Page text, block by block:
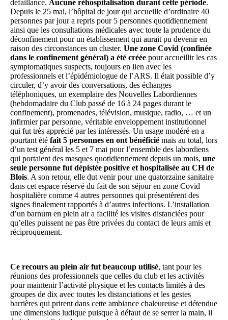
défaillance. Aucune réhospitalisation durant cette période.
Depuis le 25 mai, l’hôpital de jour qui accueille d’ordinaire 40
personnes par jour a repris pour 5 personnes quotidiennement
ainsi que les consultations médicales avec toute la prudence du
déconfinement pour un établissement qui aurait pu devenir en
raison des circonstances un cluster. Une zone Covid (confinée
dans le confinement général) a été créée pour accueillir les cas
symptomatiques suspects, toujours en lien avec les
professionnels et l’épidémiologue de l’ARS. Il était possible d’y
circuler, d’y avoir des conversations, des échanges
téléphoniques, un exemplaire des Nouvelles Labordiennes
(hebdomadaire du Club passé de 16 à 24 pages durant le
confinement), promenades, télévision, musique, radio, … et un
infirmier par personne, véritable enveloppement institutionnel
qui fut très apprécié par les intéressés. Un usage modéré en a
pourtant été fait 5 personnes en ont bénéficié mais au total, lors
d’un test général les 5 et 7 mai pour l’ensemble des labordiens
qui portaient des masques quotidiennement depuis un mois, une
seule personne fut dépistée positive et hospitalisée au CH de
Blois. A son retour, elle dut venir pour une quatorzaine sanitaire
dans cet espace réservé du fait de son séjour en zone Covid
hospitalière comme 4 autres personnes qui présentèrent des
signes finalement rapportés à d’autres infections. L’installation
d’un barnum en plein air a facilité les visites distanciées pour
qu’elles puissent ne pas être privées du contact de leurs amis et
réciproquement.
Ce recours au plein air fut beaucoup utilisé, tant pour les
réunions des professionnels que celles du club et les activités
pour maintenir l’activité physique et les contacts limités à des
groupes de dix avec toutes les distanciations et les gestes
barrières qui prirent dans cette ambiance chaleureuse et détendue
une dimensions ludique puisque à défaut de se serrer la main, il